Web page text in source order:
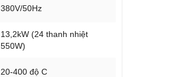
380V/50Hz
13,2kW (24 thanh nhiệt
550W)
20-400 độ C